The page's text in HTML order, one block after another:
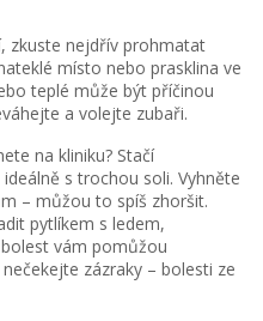
zkuste nejdřív prohmatat
místo nebo prasklina ve
teplé může být příčinou
a volejte zubaři.
na kliniku? Stačí
s trochou soli. Vyhněte
– můžou to spíš zhoršit.
pytlíkem s ledem,
vám pomůžou
zázraky – bolesti ze